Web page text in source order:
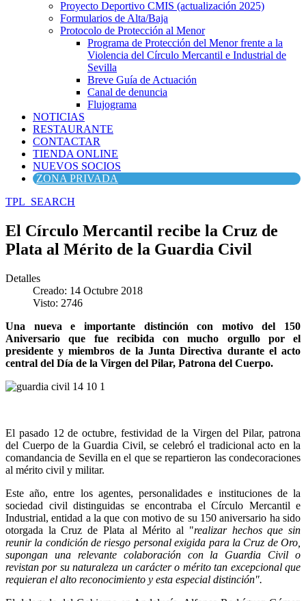
Proyecto Deportivo CMIS (actualización 2025)
Formularios de Alta/Baja
Protocolo de Protección al Menor
Programa de Protección del Menor frente a la
Violencia del Círculo Mercantil e Industrial de
Sevilla
Breve Guía de Actuación
Canal de denuncia
Flujograma
NOTICIAS
RESTAURANTE
CONTACTAR
TIENDA ONLINE
NUEVOS SOCIOS
ZONA PRIVADA
TPL_SEARCH
El Círculo Mercantil recibe la Cruz de
Plata al Mérito de la Guardia Civil
Detalles
Creado: 14 Octubre 2018
Visto: 2746
Una nueva e importante distinción con motivo del 150
Aniversario que fue recibida con mucho orgullo por el
presidente y miembros de la Junta Directiva durante el acto
central del Día de la Virgen del Pilar, Patrona del Cuerpo.
El pasado 12 de octubre, festividad de la Virgen del Pilar, patrona
del Cuerpo de la Guardia Civil, se celebró el tradicional acto en la
comandancia de Sevilla en el que se repartieron las condecoraciones
al mérito civil y militar.
Este año, entre los agentes, personalidades e instituciones de la
sociedad civil distinguidas se encontraba el Círculo Mercantil e
Industrial, entidad a la que con motivo de su 150 aniversario ha sido
otorgada la Cruz de Plata al Mérito al "realizar hechos que sin
reunir la condición de riesgo personal exigida para la Cruz de Oro,
supongan una relevante colaboración con la Guardia Civil o
revistan por su naturaleza un carácter o mérito tan excepcional que
requieran el alto reconocimiento y esta especial distinción".